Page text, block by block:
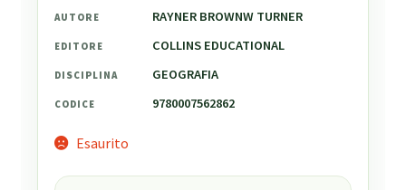
AUTORE RAYNER BROWNW TURNER
EDITORE COLLINS EDUCATIONAL
DISCIPLINA GEOGRAFIA
CODICE 9780007562862
Esaurito